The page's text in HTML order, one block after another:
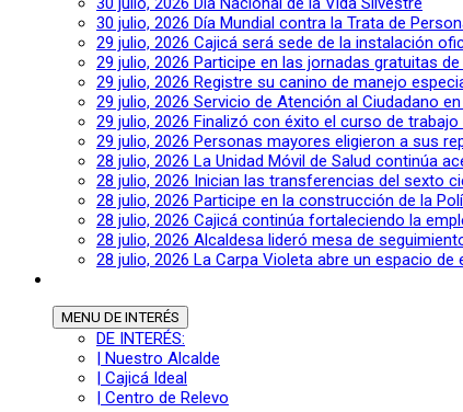
30 julio, 2026 Día Mundial contra la Trata de
29 julio, 2026 Cajicá será sede de la instalación
29 julio, 2026 Participe en las jornadas gratuitas
29 julio, 2026 Registre su canino de manejo
29 julio, 2026 Servicio de Atención al Ciudadano en
29 julio, 2026 Finalizó con éxito el curso de
29 julio, 2026 Personas mayores eligieron a sus
28 julio, 2026 La Unidad Móvil de Salud continúa
28 julio, 2026 Inician las transferencias del sexto
28 julio, 2026 Participe en la construcción de la
28 julio, 2026 Cajicá continúa fortaleciendo la
28 julio, 2026 Alcaldesa lideró mesa de
28 julio, 2026 La Carpa Violeta abre un espacio
MENU DE INTERÉS
DE INTERÉS:
| Nuestro Alcalde
| Cajicá Ideal
| Centro de Relevo